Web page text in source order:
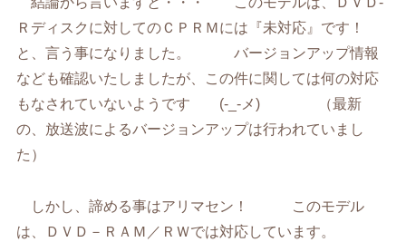
Ｒディスクに対してのＣＰＲＭには『未対応』です！
と、言う事になりました。 バージョンアップ情報
なども確認いたしましたが、この件に関しては何の対応
もなされていないようです (-_-メ) （最新
の、放送波によるバージョンアップは行われていまし
た）
しかし、諦める事はアリマセン！ このモデル
は、ＤＶＤ－ＲＡＭ／ＲＷでは対応しています。